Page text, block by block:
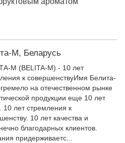
М, Беларусь
М (BELITA-M) - 10 лет
к совершенствуИмя Белита-
на отечественном рынке
продукции еще 10 лет
10 лет стремления к
10 лет качества и
благодарных клиентов.
придерживаетс...